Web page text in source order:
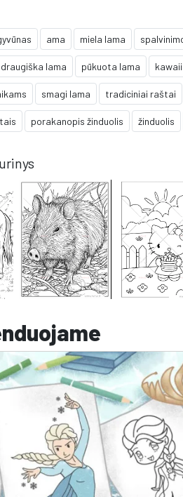
ama miela lama
draugiška lama pūkuota lama
smagi lama tradiciniai raštai
porakanopis žinduolis žinduolis